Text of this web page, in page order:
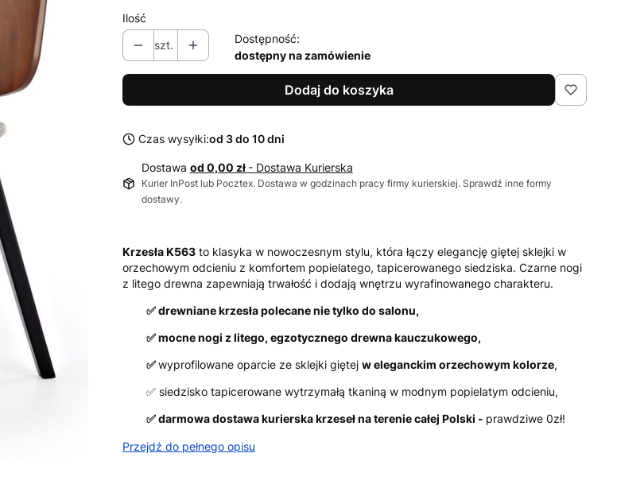
Ilość
szt.
Dostępność:
dostępny na zamówienie
Dodaj do koszyka
Czas wysyłki:od 3 do 10 dni
Dostawa od 0,00 zł - Dostawa Kurierska
Kurier InPost lub Pocztex. Dostawa w godzinach pracy firmy kurierskiej. Sprawdź inne formy
dostawy.
Krzesła K563 to klasyka w nowoczesnym stylu, która łączy elegancję giętej sklejki w
orzechowym odcieniu z komfortem popielatego, tapicerowanego siedziska. Czarne nogi
z litego drewna zapewniają trwałość i dodają wnętrzu wyrafinowanego charakteru.
✅ drewniane krzesła polecane nie tylko do salonu,
✅ mocne nogi z litego, egzotycznego drewna kauczukowego,
✅wyprofilowane oparcie ze sklejki giętej w eleganckim orzechowym kolorze,
✅ siedzisko tapicerowane wytrzymałą tkaniną w modnym popielatym odcieniu,
✅ darmowa dostawa kurierska krzeseł na terenie całej Polski - prawdziwe 0zł!
Przejdź do pełnego opisu